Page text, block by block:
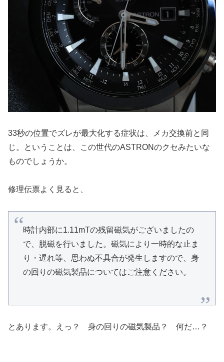
33秒の位置でズレが最大化する症状は、メカ交換前と同
じ。ということは、この世代のASTRONのクセみたいな
ものでしょうか。
修理伝票よく見ると、
時計内部に1.11mTの残留磁気がございましたの
で、脱磁を行いました。磁気により一時的な止ま
り・遅れ等、思わぬ不具合が発生しますので、身
の回りの磁気製品についてはご注意ください。
とあります。えっ？ 身の回りの磁気製品？ 何だ…？